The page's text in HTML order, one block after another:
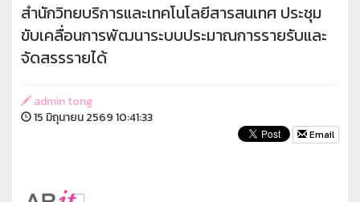
สำนักวิทยบริการและเทคโนโลยีสารสนเทศ ประชุม
ขับเคลื่อนการพัฒนาระบบประมาณการรายรับและ
จัดสรรรายได้
admin tong
15 มิถุนายน 2569 10:41:33
Email